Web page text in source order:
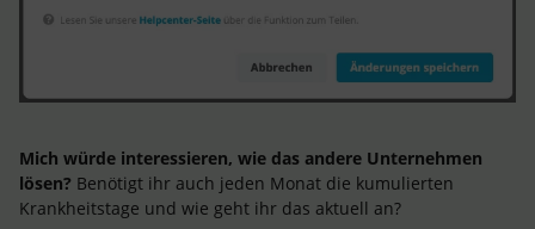
Mich würde interessieren, wie das andere Unternehmen
lösen? Benötigt ihr auch jeden Monat die kumulierten
Krankheitstage und wie geht ihr das aktuell an?